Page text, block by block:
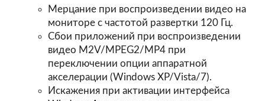
Мерцание при воспроизведении видео на
мониторе с частотой развертки 120 Гц.
Сбои приложений при воспроизведении
видео M2V/MPEG2/MP4 при
переключении опции аппаратной
акселерации (Windows XP/Vista/7).
Искажения при активации интерфейса